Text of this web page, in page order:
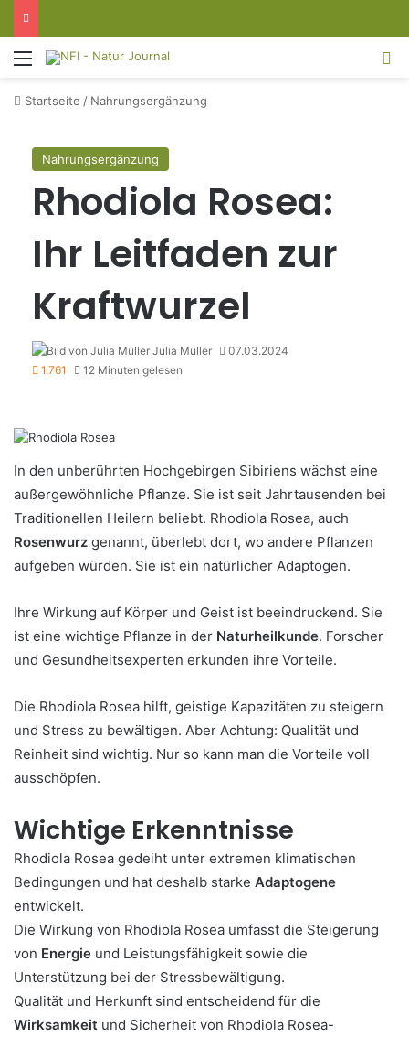
Menü
Startseite / Nahrungsergänzung
Nahrungsergänzung
Rhodiola Rosea:
Ihr Leitfaden zur
Kraftwurzel
Julia Müller
07.03.2024
1.761
12 Minuten gelesen
In den unberührten Hochgebirgen Sibiriens wächst eine
außergewöhnliche Pflanze. Sie ist seit Jahrtausenden bei
Traditionellen Heilern beliebt. Rhodiola Rosea, auch
Rosenwurz genannt, überlebt dort, wo andere Pflanzen
aufgeben würden. Sie ist ein natürlicher Adaptogen.
Ihre Wirkung auf Körper und Geist ist beeindruckend. Sie
ist eine wichtige Pflanze in der Naturheilkunde. Forscher
und Gesundheitsexperten erkunden ihre Vorteile.
Die Rhodiola Rosea hilft, geistige Kapazitäten zu steigern
und Stress zu bewältigen. Aber Achtung: Qualität und
Reinheit sind wichtig. Nur so kann man die Vorteile voll
ausschöpfen.
Wichtige Erkenntnisse
Rhodiola Rosea gedeiht unter extremen klimatischen
Bedingungen und hat deshalb starke Adaptogene
entwickelt.
Die Wirkung von Rhodiola Rosea umfasst die Steigerung
von Energie und Leistungsfähigkeit sowie die
Unterstützung bei der Stressbewältigung.
Qualität und Herkunft sind entscheidend für die
Wirksamkeit und Sicherheit von Rhodiola Rosea-